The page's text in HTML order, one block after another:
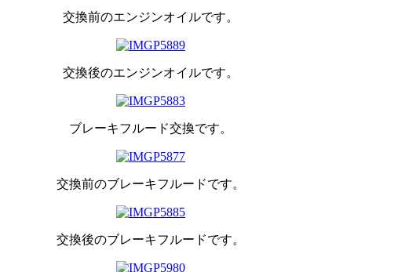
交換前のエンジンオイルです。
交換後のエンジンオイルです。
ブレーキフルード交換です。
交換前のブレーキフルードです。
交換後のブレーキフルードです。